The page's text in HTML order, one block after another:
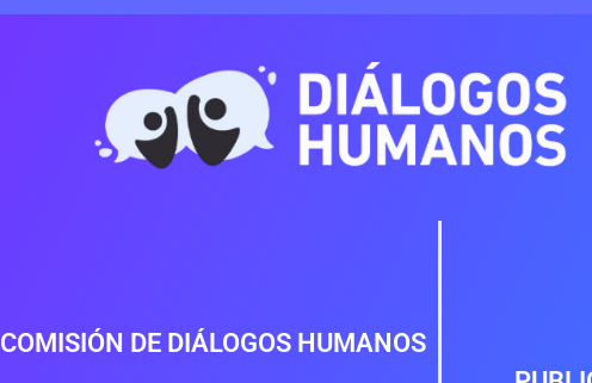
COMISIÓN DE DIÁLOGOS HUMANOS